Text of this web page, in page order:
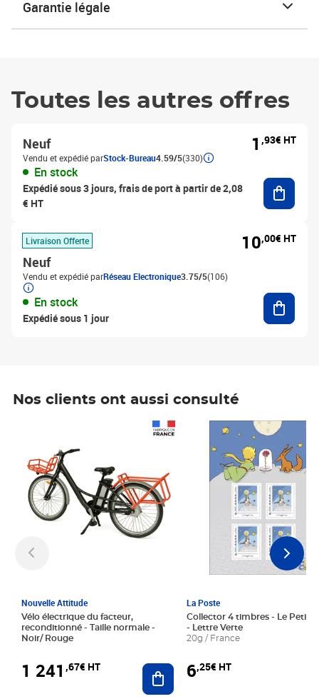
Garantie légale
Toutes les autres offres
Neuf
Vendu et expédié parStock-Bureau4.59/5(330)
En stock
Expédié sous 3 jours, frais de port à partir de 2,08
€ HT
1 ,93€ HT
Livraison Offerte
Neuf
Vendu et expédié parRéseau Electronique3.75/5(106)
En stock
Expédié sous 1 jour
10,00€ HT
Nos clients ont aussi consulté
Nouvelle Attitude
Vélo électrique du facteur,
reconditionné - Taille normale -
Noir/ Rouge
1 241 ,67€ HT Ajouter au panier
La Poste
Collector 4 timbres - Le Petit
- Lettre Verte
20g / France
6,25€ HT
Prix 6,25€ HT